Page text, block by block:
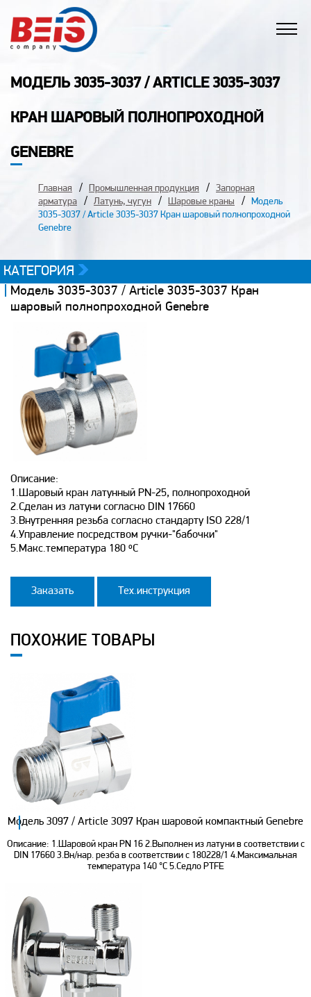
МОДЕЛЬ 3035-3037 / ARTICLE 3035-3037
КРАН ШАРОВЫЙ ПОЛНОПРОХОДНОЙ
GENEBRE
Главная Промышленная продукция
Запорная
арматура
Латунь, чугун Шаровые краны
Модель
3035-3037 / Article 3035-3037 Кран шаровый полнопроходной
Genebre
КАТЕГОРИЯ
Модель 3035-3037 / Article 3035-3037 Кран
шаровый полнопроходной Genebre
Описание:
1.Шаровый кран латунный PN-25, полнопроходной
2.Сделан из латуни согласно DIN 17660
3.Внутренняя резьба согласно стандарту ISO 228/1
4.Управление посредством ручки-"бабочки"
5.Макс.температура 180 ºC
Заказать Тех.инструкция
ПОХОЖИЕ ТОВАРЫ
Модель 3097 / Article 3097 Кран шаровой компактный Genebre
Описание: 1.Шаровой кран PN 16 2.Выполнен из латуни в соответствии с
DIN 17660 3.Вн/нар. резба в соответствии с 180228/1 4.Максимальная
температура 140 °С 5.Седло PTFE